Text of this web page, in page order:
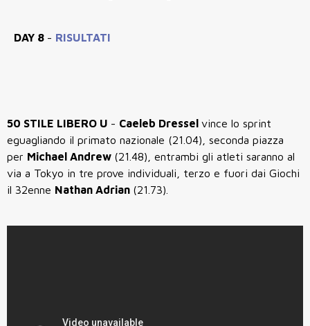
DAY 8 - RISULTATI
50 STILE LIBERO U - Caeleb Dressel vince lo sprint
eguagliando il primato nazionale (21.04), seconda piazza
per Michael Andrew (21.48), entrambi gli atleti saranno al
via a Tokyo in tre prove individuali, terzo e fuori dai Giochi
il 32enne Nathan Adrian (21.73).